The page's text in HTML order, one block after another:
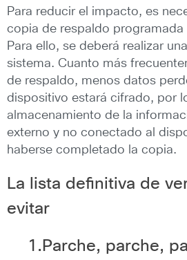
Para reducir el impacto, es
copia de respaldo programada
Para ello, se deberá realizar
sistema. Cuanto más
de respaldo, menos datos
dispositivo estará cifrado, por
almacenamiento de la
externo y no conectado al
haberse completado la copia.
La lista definitiva de
evitar
1.Parche, parche,